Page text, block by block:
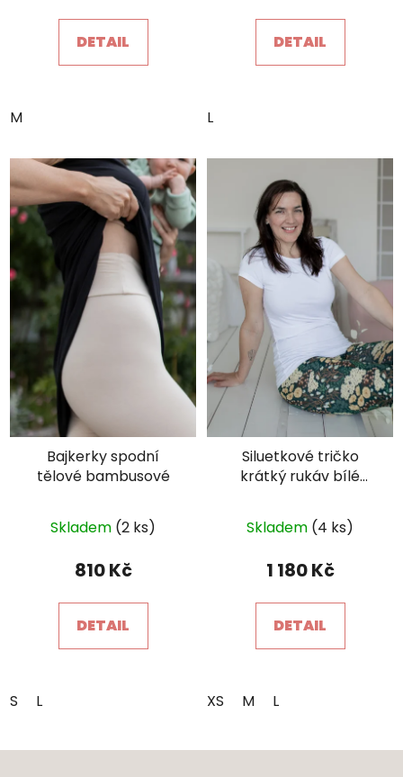
DETAIL
M
DETAIL
L
Bajkerky spodní
tělové bambusové
Skladem (2 ks)
810 Kč
DETAIL
S L
Siluetkové tričko
krátký rukáv bílé
Skladem (4 ks)
1 180 Kč
DETAIL
XS M L
POŠLETE MI SLEVU